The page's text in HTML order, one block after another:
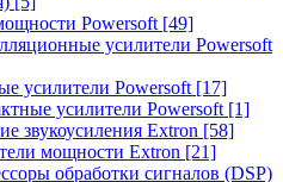
Powersoft [49]
усилители Powersoft
усилители Powersoft [17]
усилители Powersoft [1]
звукоусиления Extron [58]
мощности Extron [21]
обработки сигналов (DSP)